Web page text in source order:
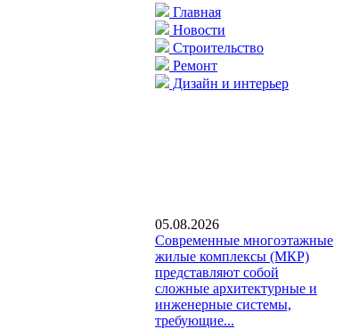
Главная
Новости
Строительство
Ремонт
Дизайн и интерьер
05.08.2026
Современные многоэтажные
жилые комплексы (МКР)
представляют собой
сложные архитектурные и
инженерные системы,
требующие...